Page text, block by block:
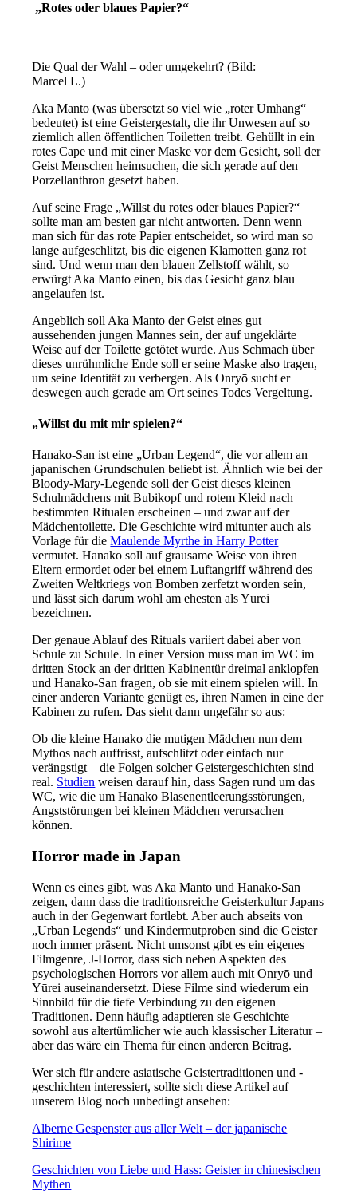
„Rotes oder blaues Papier?“
Die Qual der Wahl – oder umgekehrt? (Bild:
Marcel L.)
Aka Manto (was übersetzt so viel wie „roter Umhang“
bedeutet) ist eine Geistergestalt, die ihr Unwesen auf so
ziemlich allen öffentlichen Toiletten treibt. Gehüllt in ein
rotes Cape und mit einer Maske vor dem Gesicht, soll der
Geist Menschen heimsuchen, die sich gerade auf den
Porzellanthron gesetzt haben.
Auf seine Frage „Willst du rotes oder blaues Papier?“
sollte man am besten gar nicht antworten. Denn wenn
man sich für das rote Papier entscheidet, so wird man so
lange aufgeschlitzt, bis die eigenen Klamotten ganz rot
sind. Und wenn man den blauen Zellstoff wählt, so
erwürgt Aka Manto einen, bis das Gesicht ganz blau
angelaufen ist.
Angeblich soll Aka Manto der Geist eines gut
aussehenden jungen Mannes sein, der auf ungeklärte
Weise auf der Toilette getötet wurde. Aus Schmach über
dieses unrühmliche Ende soll er seine Maske also tragen,
um seine Identität zu verbergen. Als Onryō sucht er
deswegen auch gerade am Ort seines Todes Vergeltung.
„Willst du mit mir spielen?“
Hanako-San ist eine „Urban Legend“, die vor allem an
japanischen Grundschulen beliebt ist. Ähnlich wie bei der
Bloody-Mary-Legende soll der Geist dieses kleinen
Schulmädchens mit Bubikopf und rotem Kleid nach
bestimmten Ritualen erscheinen – und zwar auf der
Mädchentoilette. Die Geschichte wird mitunter auch als
Vorlage für dieMaulende Myrthe in Harry Potter
vermutet. Hanako soll auf grausame Weise von ihren
Eltern ermordet oder bei einem Luftangriff während des
Zweiten Weltkriegs von Bomben zerfetzt worden sein,
und lässt sich darum wohl am ehesten als Yūrei
bezeichnen.
Der genaue Ablauf des Rituals variiert dabei aber von
Schule zu Schule. In einer Version muss man im WC im
dritten Stock an der dritten Kabinentür dreimal anklopfen
und Hanako-San fragen, ob sie mit einem spielen will. In
einer anderen Variante genügt es, ihren Namen in eine der
Kabinen zu rufen. Das sieht dann ungefähr so aus:
Ob die kleine Hanako die mutigen Mädchen nun dem
Mythos nach auffrisst, aufschlitzt oder einfach nur
verängstigt – die Folgen solcher Geistergeschichten sind
real. Studien weisen darauf hin, dass Sagen rund um das
WC, wie die um Hanako Blasenentleerungsstörungen,
Angststörungen bei kleinen Mädchen verursachen
können.
Horror made in Japan
Wenn es eines gibt, was Aka Manto und Hanako-San
zeigen, dann dass die traditionsreiche Geisterkultur Japans
auch in der Gegenwart fortlebt. Aber auch abseits von
„Urban Legends“ und Kindermutproben sind die Geister
noch immer präsent. Nicht umsonst gibt es ein eigenes
Filmgenre, J-Horror, dass sich neben Aspekten des
psychologischen Horrors vor allem auch mit Onryō und
Yūrei auseinandersetzt. Diese Filme sind wiederum ein
Sinnbild für die tiefe Verbindung zu den eigenen
Traditionen. Denn häufig adaptieren sie Geschichte
sowohl aus altertümlicher wie auch klassischer Literatur –
aber das wäre ein Thema für einen anderen Beitrag.
Wer sich für andere asiatische Geistertraditionen und -
geschichten interessiert, sollte sich diese Artikel auf
unserem Blog noch unbedingt ansehen:
Alberne Gespenster aus aller Welt – der japanische
Shirime
Geschichten von Liebe und Hass: Geister in chinesischen
Mythen